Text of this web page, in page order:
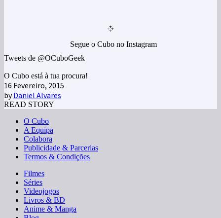
Segue o Cubo no Instagram
Tweets de @OCuboGeek
O Cubo está à tua procura!
16 Fevereiro, 2015
byDaniel Alvares
READ STORY
O Cubo
A Equipa
Colabora
Publicidade & Parcerias
Termos & Condições
Filmes
Séries
Videojogos
Livros & BD
Anime & Manga